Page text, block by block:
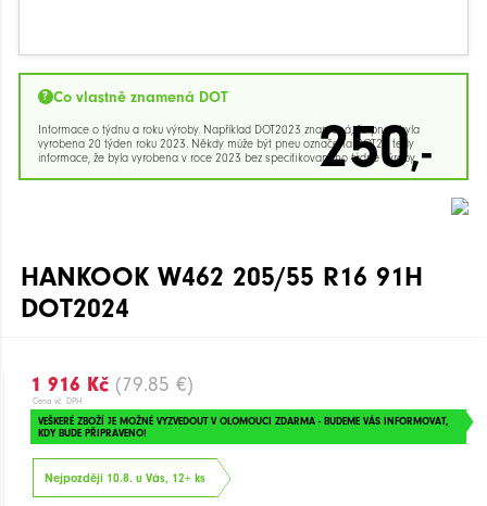
Co vlastně znamená DOT
Informace o týdnu a roku výroby. Například DOT2023 znamená, že pneu byla
vyrobena 20 týden roku 2023. Někdy může být pneu označena DOT23 tedy
informace, že byla vyrobena v roce 2023 bez specifikovaného týdne výroby.
250,-
HANKOOK W462 205/55 R16 91H
DOT2024
1 916 Kč (79.85 €)
Cena vč. DPH
VEŠKERÉ ZBOŽÍ JE MOŽNÉ VYZVEDOUT V OLOMOUCI ZDARMA - BUDEME VÁS INFORMOVAT,
KDY BUDE PŘIPRAVENO!
Nejpozději 10.8. u Vás, 12+ ks